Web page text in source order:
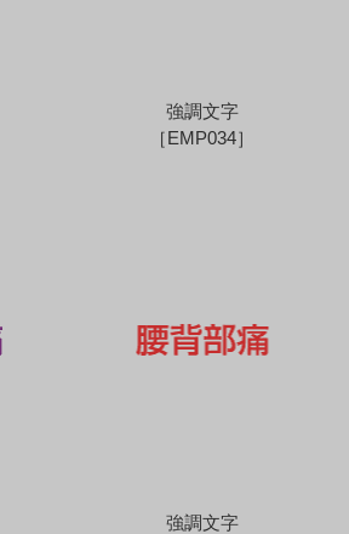
強調文字
［EMP034］
強調文字